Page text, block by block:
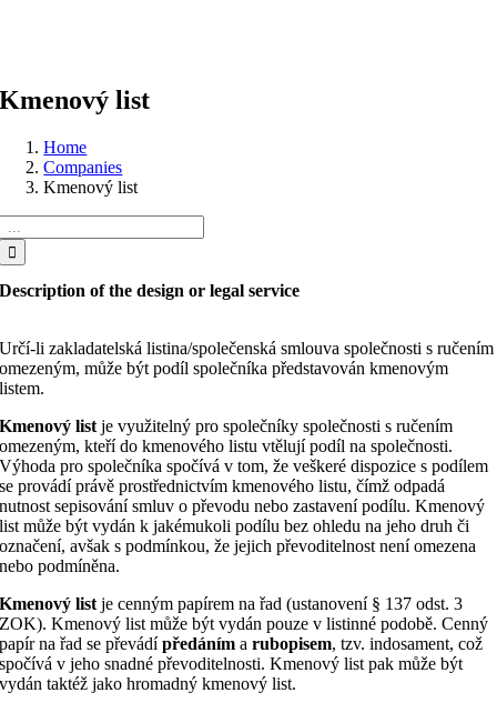
Kmenový list
Home
Companies
Kmenový list
Description of the design or legal service
Určí-li zakladatelská listina/společenská smlouva společnosti s ručením
omezeným, může být podíl společníka představován kmenovým
listem.
Kmenový list je využitelný pro společníky společnosti s ručením
omezeným, kteří do kmenového listu vtělují podíl na společnosti.
Výhoda pro společníka spočívá v tom, že veškeré dispozice s podílem
se provádí právě prostřednictvím kmenového listu, čímž odpadá
nutnost sepisování smluv o převodu nebo zastavení podílu. Kmenový
list může být vydán k jakémukoli podílu bez ohledu na jeho druh či
označení, avšak s podmínkou, že jejich převoditelnost není omezena
nebo podmíněna.
Kmenový list je cenným papírem na řad (ustanovení § 137 odst. 3
ZOK). Kmenový list může být vydán pouze v listinné podobě. Cenný
papír na řad se převádípředáním arubopisem, tzv. indosament, což
spočívá v jeho snadné převoditelnosti. Kmenový list pak může být
vydán taktéž jako hromadný kmenový list.